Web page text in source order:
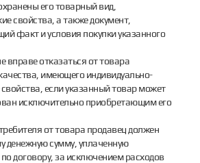
его товарный вид,
свойства, а также документ,
факт и условия покупки указанного
вправе отказаться от товара
имеющего индивидуально-
если указанный товар может
исключительно приобретающим его
от товара продавец должен
денежную сумму, уплаченную
договору, за исключением расходов